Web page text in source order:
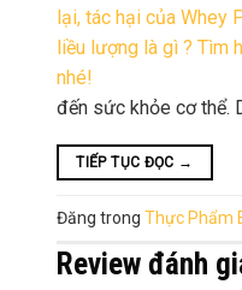
đến sức khỏe cơ thể.
TIẾP TỤC ĐỌC →
Đăng trong Thực Phẩm
Review đánh